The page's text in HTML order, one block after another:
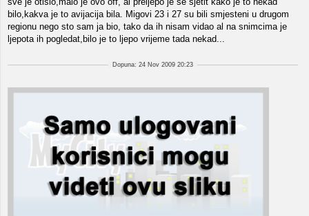
bilo,kakva je to avijacija bila. Migovi 23 i 27 su bili smjesteni u drugom
regionu nego sto sam ja bio, tako da ih nisam vidao al na snimcima je
ljepota ih pogledat,bilo je to ljepo vrijeme tada nekad...
Dopuna: 24 Nov 2009 20:23